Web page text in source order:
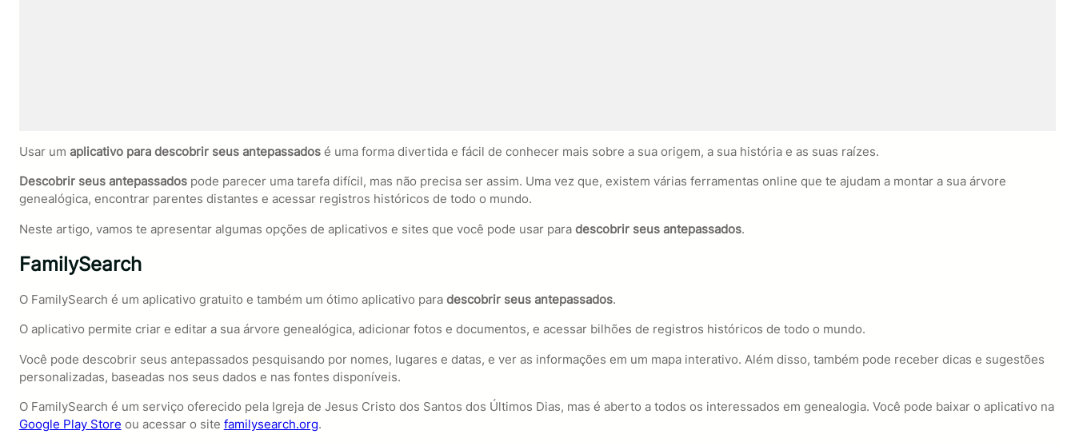
Usar um aplicativo para descobrir seus antepassadosé uma forma divertida e fácil de conhecer mais sobre a sua origem, a sua história e as suas raízes.
Descobrir seus antepassadospode parecer uma tarefa difícil, mas não precisa ser assim. Uma vez que, existem várias ferramentas online que te ajudam a montar a sua árvore
genealógica, encontrar parentes distantes e acessar registros históricos de todo o mundo.
Neste artigo, vamos te apresentar algumas opções de aplicativos e sites que você pode usar para descobrir seus antepassados.
FamilySearch
O FamilySearch é um aplicativo gratuito e também um ótimo aplicativo para descobrir seus antepassados.
O aplicativo permite criar e editar a sua árvore genealógica, adicionar fotos e documentos, e acessar bilhões de registros históricos de todo o mundo.
Você pode descobrir seus antepassados pesquisando por nomes, lugares e datas, e ver as informações em um mapa interativo. Além disso, também pode receber dicas e sugestões
personalizadas, baseadas nos seus dados e nas fontes disponíveis.
O FamilySearch é um serviço oferecido pela Igreja de Jesus Cristo dos Santos dos Últimos Dias, mas é aberto a todos os interessados em genealogia. Você pode baixar o aplicativo na
Google Play Store ou acessar o site familysearch.org.